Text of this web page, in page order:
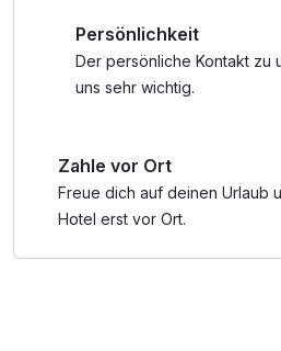
Wochenendtrip – hier genießen
Seeufer. Die Umgebung rund um
abwechslungsreichen Aktivitäten
entdecken Sie die
Berlin, die bequem erreichbar ist.
Naturfreunde und
Persönlichkeit
Der persönliche Kontakt zu
uns sehr wichtig.
Zahle vor Ort
Freue dich auf deinen Urlaub
Hotel erst vor Ort.